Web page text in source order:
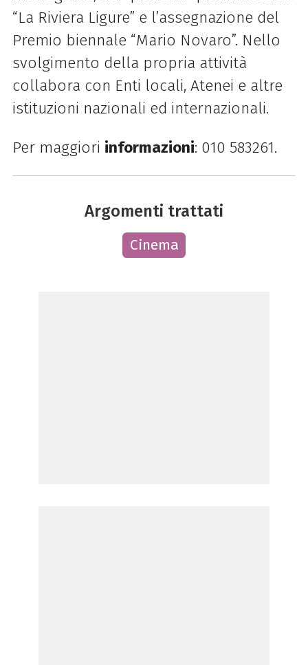
“La Riviera Ligure” e l’assegnazione del
Premio biennale “Mario Novaro”. Nello
svolgimento della propria attività
collabora con Enti locali, Atenei e altre
istituzioni nazionali ed internazionali.
Per maggiori informazioni: 010 583261.
Argomenti trattati
Cinema